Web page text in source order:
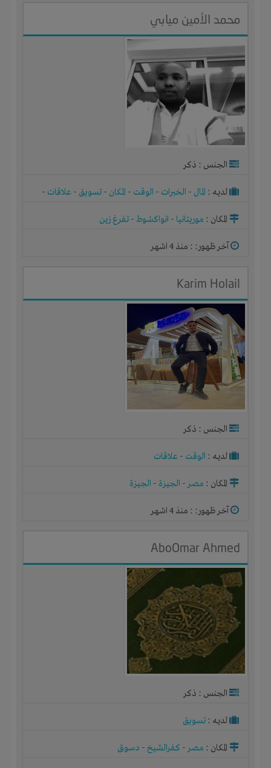
محمد الأمين ميابي
الجنس : ذكر
لديـه : المال - الخبرات - الوقت - المكان - تسويق - علاقات -
المكان : موريتانيا - انواكشوط- تفرغ زين
آخر ظهور: : منذ 4 اشهر
Karim Holail
الجنس : ذكر
لديـه : الوقت - علاقات
المكان : مصر- الجيزة - الجيزة
آخر ظهور: : منذ 4 اشهر
AboOmar Ahmed
الجنس : ذكر
لديـه : تسويق
المكان : مصر- كفرالشيخ- دسوق